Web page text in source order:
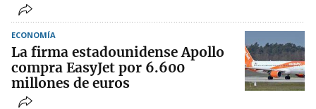
ECONOMÍA
La firma estadounidense Apollo
compra EasyJet por 6.600
millones de euros